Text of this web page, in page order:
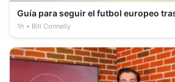
Guía para seguir el futbol europeo
1h Bill Connelly